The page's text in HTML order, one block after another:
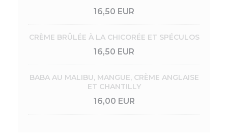
16,50 EUR
CRÈME BRÛLÉE À LA CHICORÉE ET SPÉCULOS
16,50 EUR
BABA AU MALIBU, MANGUE, CRÈME ANGLAISE
ET CHANTILLY
16,00 EUR